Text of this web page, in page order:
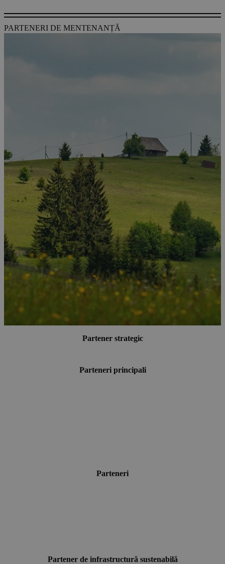
PARTENERI DE MENTENANȚĂ
Partener strategic
Parteneri principali
Parteneri
Partener de infrastructură sustenabilă